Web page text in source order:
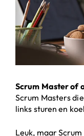
Scrum Master of
Scrum Masters
links sturen en
Leuk, maar